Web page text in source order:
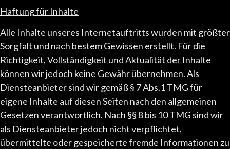
Haftung für Inhalte
Alle Inhalte unseres Internetauftritts wurden mit größter
Sorgfalt und nach bestem Gewissen erstellt. Für die
Richtigkeit, Vollständigkeit und Aktualität der Inhalte
können wir jedoch keine Gewähr übernehmen. Als
Diensteanbieter sind wir gemäß § 7 Abs.1 TMG für
eigene Inhalte auf diesen Seiten nach den allgemeinen
Gesetzen verantwortlich. Nach §§ 8 bis 10 TMG sind wir
als Diensteanbieter jedoch nicht verpflichtet,
übermittelte oder gespeicherte fremde Informationen zu